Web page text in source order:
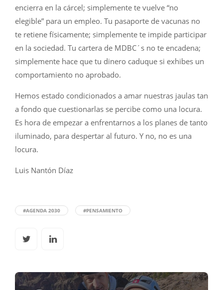
encierra en la cárcel; simplemente te vuelve “no
elegible” para un empleo. Tu pasaporte de vacunas no
te retiene físicamente; simplemente te impide participar
en la sociedad. Tu cartera de MDBC´s no te encadena;
simplemente hace que tu dinero caduque si exhibes un
comportamiento no aprobado.
Hemos estado condicionados a amar nuestras jaulas tan
a fondo que cuestionarlas se percibe como una locura.
Es hora de empezar a enfrentarnos a los planes de tanto
iluminado, para despertar al futuro. Y no, no es una
locura.
Luis Nantón Díaz
#AGENDA 2030 #PENSAMIENTO